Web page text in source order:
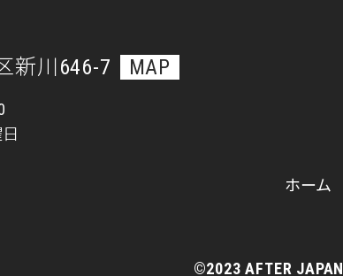
新川646-7 MAP
ホーム
©2023 AFTER JAPAN